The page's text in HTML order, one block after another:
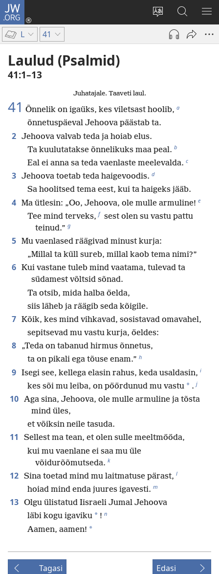
JW.ORG
Muuda
veebisaidi
keelt
Logi
sisse
Otsi
saidilt
JW.ORG
L 41
Laulud (Psalmid)
41:1–13
Juhatajale. Taaveti laul.
41 Õnnelik on igaüks, kes viletsast hoolib, a
õnnetuspäeval Jehoova päästab ta.
2 Jehoova valvab teda ja hoiab elus.
Ta kuulutatakse õnnelikuks maa peal. b
Eal ei anna sa teda vaenlaste meelevalda. c
3 Jehoova toetab teda haigevoodis. d
Sa hoolitsed tema eest, kui ta haigeks jääb.
4 Ma ütlesin: „Oo, Jehoova, ole mulle armuline! e
Tee mind terveks, f sest olen su vastu pattu
teinud.” g
5 Mu vaenlased räägivad minust kurja:
„Millal ta küll sureb, millal kaob tema nimi?”
6 Kui vastane tuleb mind vaatama, tulevad ta
südamest võltsid sõnad.
Ta otsib, mida halba öelda,
siis läheb ja räägib seda kõigile.
7 Kõik, kes mind vihkavad, sosistavad omavahel,
sepitsevad mu vastu kurja, öeldes:
8
„Teda on tabanud hirmus õnnetus,
ta on pikali ega tõuse enam.” h
9 Isegi see, kellega elasin rahus, keda usaldasin, i
kes sõi mu leiba, on pöördunud mu vastu * . j
10 Aga sina, Jehoova, ole mulle armuline ja tõsta
mind üles,
et võiksin neile tasuda.
11
Sellest ma tean, et olen sulle meeltmööda,
kui mu vaenlane ei saa mu üle
võidurõõmutseda. k
12 Sina toetad mind mu laitmatuse pärast, l
hoiad mind enda juures igavesti. m
13 Olgu ülistatud Iisraeli Jumal Jehoova
läbi kogu igaviku * ! n
Aamen, aamen! *
Tagasi Edasi